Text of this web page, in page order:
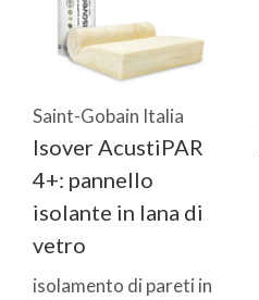
Saint-Gobain Italia
Isover AcustiPAR
4+: pannello
isolante in lana di
vetro
isolamento di pareti in